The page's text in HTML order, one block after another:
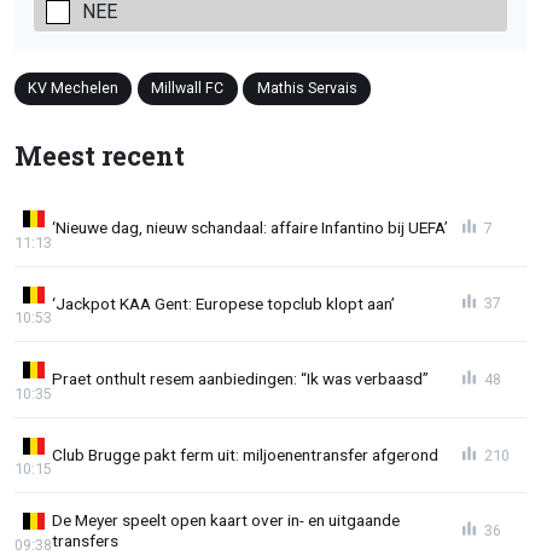
NEE
KV Mechelen Millwall FC Mathis Servais
Meest recent
‘Nieuwe dag, nieuw schandaal: affaire Infantino bij UEFA’
11:13
7
‘Jackpot KAA Gent: Europese topclub klopt aan’
10:53
37
Praet onthult resem aanbiedingen: “Ik was verbaasd”
10:35
48
Club Brugge pakt ferm uit: miljoenentransfer afgerond
10:15
210
De Meyer speelt open kaart over in- en uitgaande
transfers
09:38
36